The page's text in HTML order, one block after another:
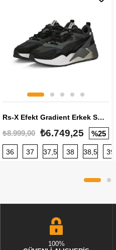
Rs-X Efekt Gradient Erkek Sneaker
₺8.999,00 ₺6.749,25 %25
36 37 37,5 38 38,5 39
100%